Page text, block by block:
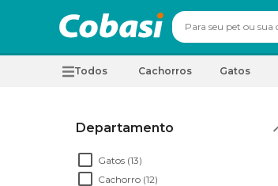
Todos Cachorros Gatos
Departamento
Gatos (13)
Cachorro (12)